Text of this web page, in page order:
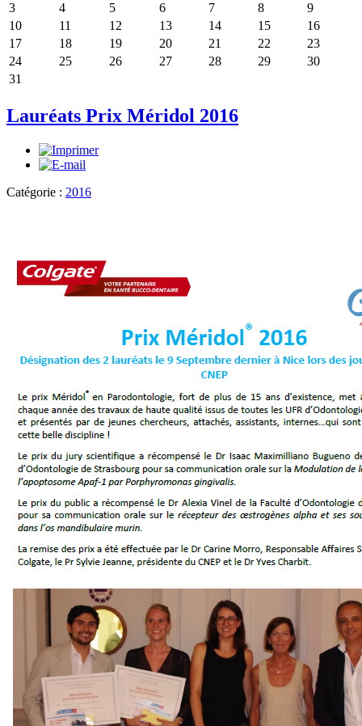
3
4 5 6 7 8
9
10
11 12 13 14 15
16
17
18 19 20 21 22
23
24
25 26 27 28 29
30
31
Lauréats Prix Méridol 2016
Catégorie : 2016